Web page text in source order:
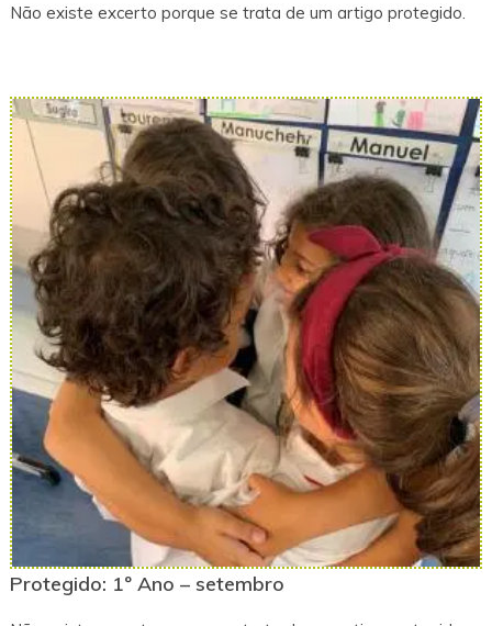
Não existe excerto porque se trata de um artigo protegido.
Protegido: 1º Ano – setembro